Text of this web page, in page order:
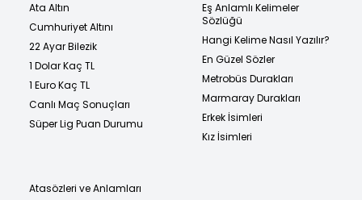
Ata Altın
Cumhuriyet Altını
22 Ayar Bilezik
1 Dolar Kaç TL
1 Euro Kaç TL
Canlı Maç Sonuçları
Süper Lig Puan Durumu
Eş Anlamlı Kelimeler
Sözlüğü
Hangi Kelime Nasıl Yazılır?
En Güzel Sözler
Metrobüs Durakları
Marmaray Durakları
Erkek İsimleri
Kız İsimleri
Atasözleri ve Anlamları